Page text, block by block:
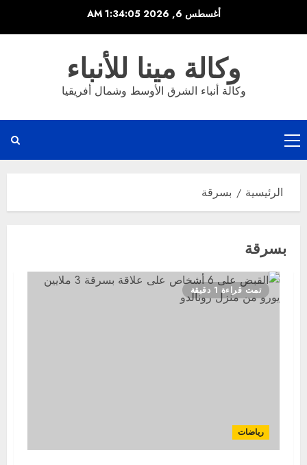
أغسطس 6, 2026 1:34:06 AM
وكالة مينا للأنباء
وكالة أنباء الشرق الأوسط وشمال أفريقيا
القائمة
الرئيسية
الرئيسية بسرقة
بسرقة
تمت قراءة 1 دقيقة
رياضات